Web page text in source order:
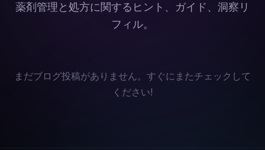
薬剤管理と処方に関するヒント、ガイド、洞察リ
フィル。
まだブログ投稿がありません。すぐにまたチェックして
ください!